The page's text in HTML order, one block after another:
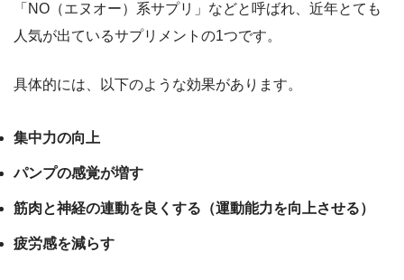
「NO（エヌオー）系サプリ」などと呼ばれ、近年とても
人気が出ているサプリメントの1つです。
具体的には、以下のような効果があります。
集中力の向上
パンプの感覚が増す
筋肉と神経の連動を良くする（運動能力を向上させる）
疲労感を減らす